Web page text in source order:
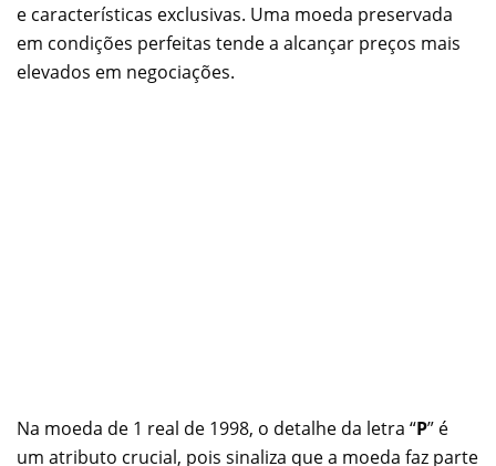
e características exclusivas. Uma moeda preservada
em condições perfeitas tende a alcançar preços mais
elevados em negociações.
Na moeda de 1 real de 1998, o detalhe da letra “P” é
um atributo crucial, pois sinaliza que a moeda faz parte